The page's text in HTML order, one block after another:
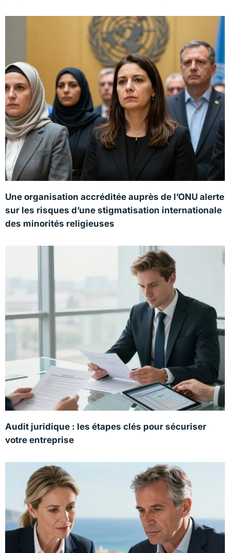
Une organisation accréditée auprès de l’ONU alerte
sur les risques d’une stigmatisation internationale
des minorités religieuses
Audit juridique : les étapes clés pour sécuriser
votre entreprise